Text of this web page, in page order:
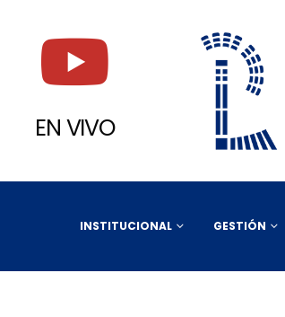
EN VIVO
INSTITUCIONAL GESTIÓN